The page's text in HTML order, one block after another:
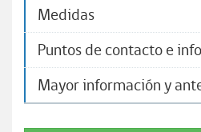
Medidas
Puntos de contacto e
Mayor información y